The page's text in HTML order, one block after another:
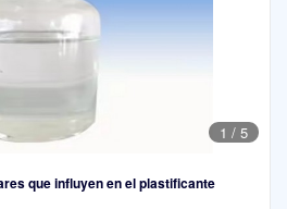
1 / 5
que influyen en el plastificante